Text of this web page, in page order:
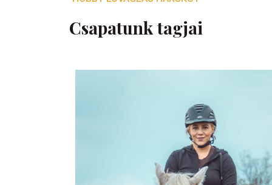
Csapatunk tagjai